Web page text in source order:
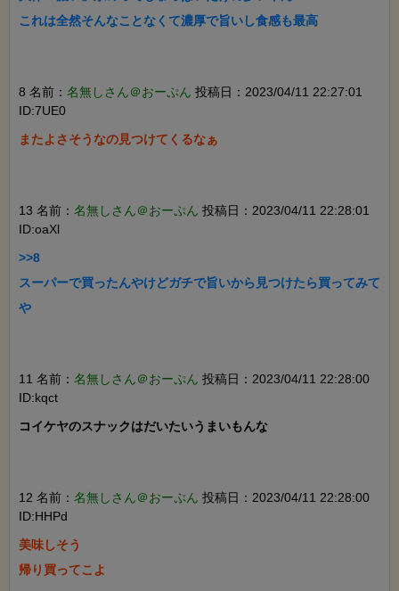
これは全然そんなことなくて濃厚で旨いし食感も最高
8 名前： 名無しさん＠おーぷん 投稿日：2023/04/11 22:27:01
ID:7UE0
またよさそうなの見つけてくるなぁ
13 名前： 名無しさん＠おーぷん 投稿日：2023/04/11 22:28:01
ID:oaXl
>>8
スーパーで買ったんやけどガチで旨いから見つけたら買ってみて
や
11 名前： 名無しさん＠おーぷん 投稿日：2023/04/11 22:28:00
ID:kqct
コイケヤのスナックはだいたいうまいもんな
12 名前： 名無しさん＠おーぷん 投稿日：2023/04/11 22:28:00
ID:HHPd
美味しそう
帰り買ってこよ